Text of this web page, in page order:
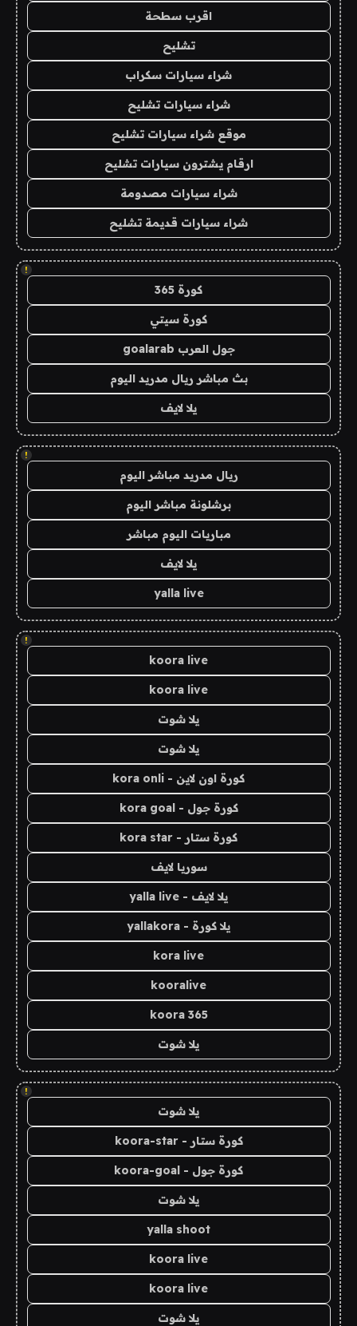
اقرب سطحة
تشليح
شراء سيارات سكراب
شراء سيارات تشليح
موقع شراء سيارات تشليح
ارقام يشترون سيارات تشليح
شراء سيارات مصدومة
شراء سيارات قديمة تشليح
!
كورة 365
كورة سيتي
جول العرب goalarab
بث مباشر ريال مدريد اليوم
يلا لايف
!
ريال مدريد مباشر اليوم
برشلونة مباشر اليوم
مباريات اليوم مباشر
يلا لايف
yalla live
!
koora live
koora live
يلا شوت
يلا شوت
كورة اون لاين - kora onli
كورة جول - kora goal
كورة ستار - kora star
سوريا لايف
يلا لايف - yalla live
يلا كورة - yallakora
kora live
kooralive
koora 365
يلا شوت
!
يلا شوت
كورة ستار - koora-star
كورة جول - koora-goal
يلا شوت
yalla shoot
koora live
koora live
يلا شوت